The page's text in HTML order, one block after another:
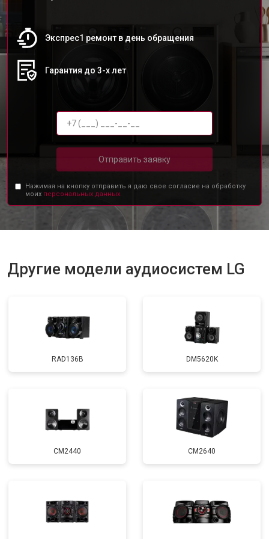
Экспрес1 ремонт в день обращения
Гарантия до 3-х лет
Отправить заявку
Нажимая на кнопку отправить я даю свое согласие на обработку
моих персональных данных.
Другие модели аудиосистем LG
RAD136B DM5620K
CM2440 CM2640